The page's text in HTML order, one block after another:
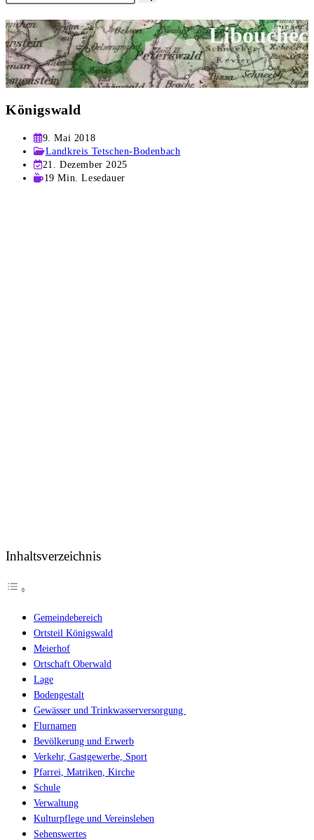
durchsuchen
Libouchec
Königswald
Beitrag
veröffentlicht:
9. Mai 2018
Beitrags-
Kategorie:
Landkreis Tetschen-Bodenbach
Beitrag
zuletzt
21. Dezember 2025
Lesedauer:
19 Min. Lesedauer
Inhaltsverzeichnis
Gemeindebereich
Ortsteil Königswald
Meierhof
Ortschaft Oberwald
Lage
Bodengestalt
Gewässer und Trinkwasserversorgung
Flurnamen
Bevölkerung und Erwerb
Verkehr, Gastgewerbe, Sport
Pfarrei, Matriken, Kirche
Schule
Verwaltung
Kulturpflege und Vereinsleben
Sehenswertes